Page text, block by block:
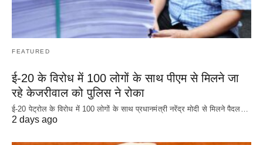
FEATURED
ई-20 के विरोध में 100 लोगों के साथ पीएम से मिलने जा
रहे केजरीवाल को पुलिस ने रोका
ई-20 पेट्रोल के विरोध में 100 लोगों के साथ प्रधानमंत्री नरेंद्र मोदी से मिलने पैदल…
2 days ago